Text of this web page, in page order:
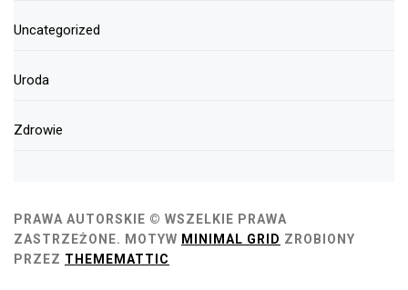
Uncategorized
Uroda
Zdrowie
PRAWA AUTORSKIE © WSZELKIE PRAWA
ZASTRZEŻONE. MOTYW MINIMAL GRID ZROBIONY
PRZEZ THEMEMATTIC